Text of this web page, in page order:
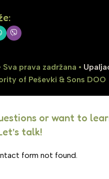
prava zadržana •
of Peševki & Sons DOO
or want to
talk!
form not found.